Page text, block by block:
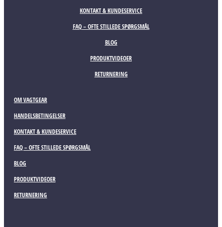
KONTAKT & KUNDESERVICE
FAQ – OFTE STILLEDE SPØRGSMÅL
BLOG
PRODUKTVIDEOER
RETURNERING
OM VAGTGEAR
HANDELSBETINGELSER
KONTAKT & KUNDESERVICE
FAQ – OFTE STILLEDE SPØRGSMÅL
BLOG
PRODUKTVIDEOER
RETURNERING